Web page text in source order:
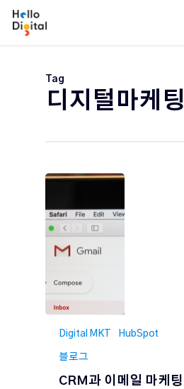
Skip
Tag
디지털마케팅
Digital MKT HubSpot
블로그
CRM과 이메일 마케팅